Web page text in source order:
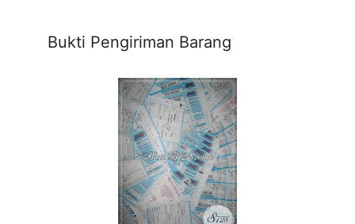
Bukti Pengiriman Barang